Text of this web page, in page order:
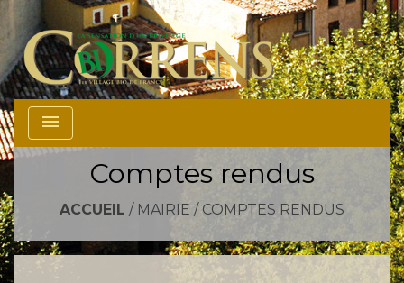
menu
Comptes rendus
ACCUEIL / MAIRIE /COMPTES RENDUS